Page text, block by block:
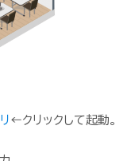
←クリックして起動。